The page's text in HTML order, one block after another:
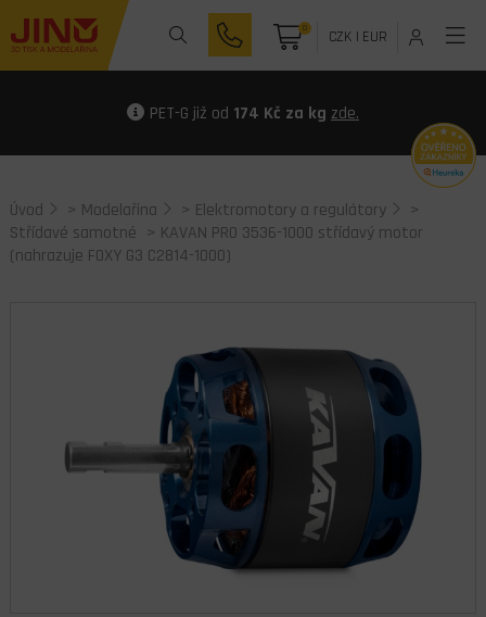
0 CZK| EUR
PET-G již od 174 Kč za kg zde.
Úvod > Modelařina > Elektromotory a regulátory
>
Střídavé samotné > KAVAN PRO 3536-1000 střídavý motor
(nahrazuje FOXY G3 C2814-1000)